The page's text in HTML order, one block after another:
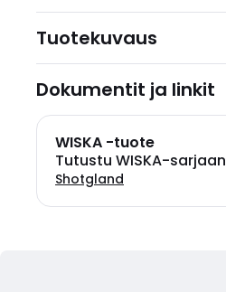
Tuotekuvaus
Dokumentit ja linkit
WISKA -tuote
Tutustu WISKA-sarjaan
Shotgland